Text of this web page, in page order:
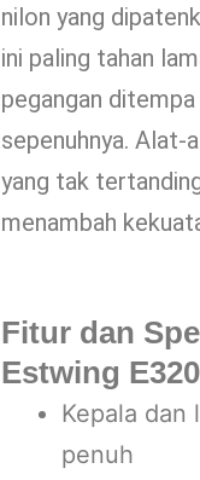
nilon yang
ini paling tahan
pegangan
sepenuhnya. Alat-
yang tak
menambah
Fitur dan
Estwing
Kepala dan
penuh